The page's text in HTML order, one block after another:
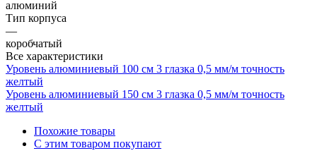
алюминий
Тип корпуса
—
коробчатый
Все характеристики
Уровень алюминиевый 100 см 3 глазка 0,5 мм/м точность
желтый
Уровень алюминиевый 150 см 3 глазка 0,5 мм/м точность
желтый
Похожие товары
С этим товаром покупают